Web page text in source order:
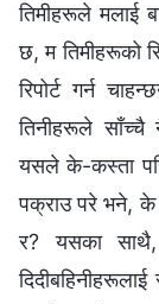
तिमीहरूले मलाई
छ, म तिमीहरूको
रिपोर्ट गर्न
तिनीहरूले साँच्चै
यसले के-कस्ता
पक्राउ परे भने, के
र? यसका साथै,